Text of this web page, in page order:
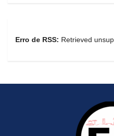
Erro de RSS: Retrieved